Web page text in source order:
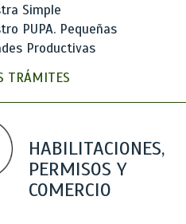
Simple
PUPA. Pequeñas
Productivas
TRÁMITES
HABILITACIONES,
PERMISOS Y
COMERCIO